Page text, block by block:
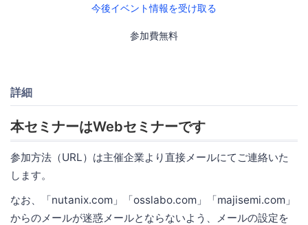
今後イベント情報を受け取る
参加費無料
詳細
本セミナーはWebセミナーです
参加方法（URL）は主催企業より直接メールにてご連絡いた
します。
なお、「nutanix.com」「osslabo.com」「majisemi.com」
からのメールが迷惑メールとならないよう、メールの設定を